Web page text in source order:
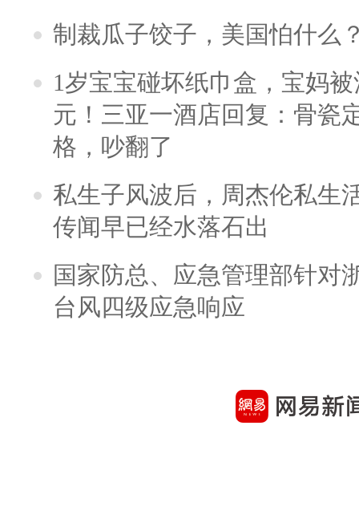
制裁瓜子饺子，美国怕什么
1岁宝宝碰坏纸巾盒，宝妈
元！三亚一酒店回复：骨瓷
格，吵翻了
私生子风波后，周杰伦私生
传闻早已经水落石出
国家防总、应急管理部针对
台风四级应急响应